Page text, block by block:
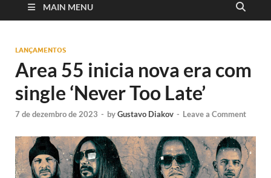
MAIN MENU
LANÇAMENTOS
Area 55 inicia nova era com
single ‘Never Too Late’
7 de dezembro de 2023 - byGustavo Diakov - Leave a Comment